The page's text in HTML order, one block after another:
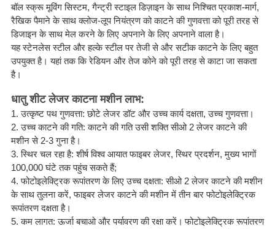
बॉल स्क्रू मूविंग सिस्टम, गैन्ट्री स्टाइल डिज़ाइन के साथ निश्चित प्रकाश-मार्ग,
रैखिक पैमाने के साथ क्लोज-लूप नियंत्रण को काटने की गुणवत्ता को पूरी तरह से
डिजाइन के साथ मेल करने के लिए अपनाने के लिए अपनाने वाला है।
यह स्टेनलेस स्टील और हल्के स्टील पर तेजी से और सटीक काटने के लिए बहुत
उपयुक्त है। यहां तक ​​कि रेडियन और तेज कोने को पूरी तरह से काटा जा सकता
है।
धातु शीट लेजर काटना मशीन लाभ:
1. उत्कृष्ट पथ गुणवत्ता: छोटे लेजर डॉट और उच्च कार्य दक्षता, उच्च गुणवत्ता।
2. उच्च काटने की गति: काटने की गति उसी शक्ति सीओ 2 लेजर काटने की
मशीन से 2-3 गुना है।
3. स्थिर चल रहा है: शीर्ष विश्व आयात फाइबर लेजर, स्थिर प्रदर्शन, मुख्य भागों
100,000 घंटे तक पहुंच सकते हैं;
4. फोटोइलेक्ट्रिक रूपांतरण के लिए उच्च दक्षता: सीओ 2 लेजर काटने की मशीन
के साथ तुलना करें, फाइबर लेजर काटने की मशीन में तीन बार फोटोइलेक्ट्रिक
रूपांतरण दक्षता है।
5. कम लागत: ऊर्जा बचाओ और पर्यावरण की रक्षा करें। फोटोइलेक्ट्रिक रूपांतरण